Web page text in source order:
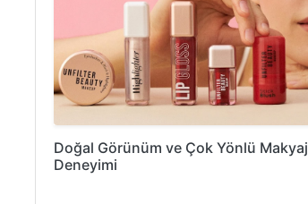
Doğal Görünüm ve Çok Yönlü Makyaj
Deneyimi